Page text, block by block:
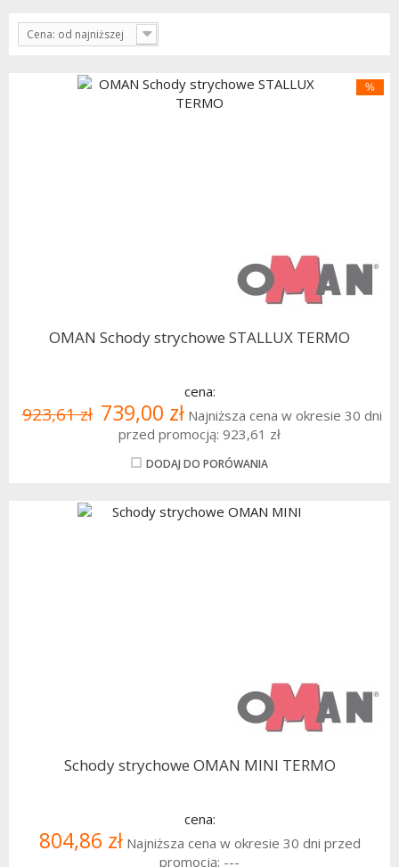
Cena: od najniższej
%
OMAN Schody strychowe STALLUX TERMO
cena:
923,61 zł 739,00 zł Najniższa cena w okresie 30 dni
przed promocją: 923,61 zł
DODAJ DO PORÓWANIA
Schody strychowe OMAN MINI TERMO
cena:
804,86 zł Najniższa cena w okresie 30 dni przed
promocją: ---